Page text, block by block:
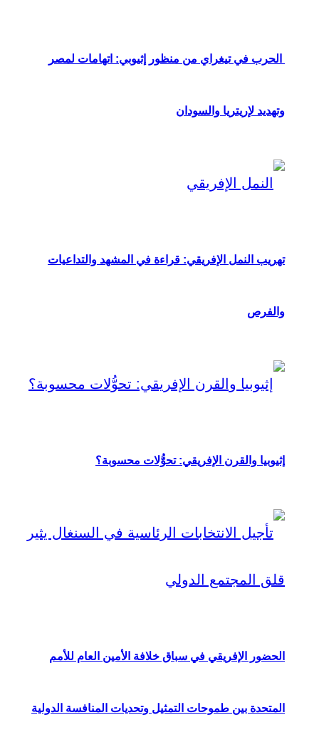
الحرب في تيغراي من منظور إثيوبي: اتهامات لمصر
وتهديد لإريتريا والسودان
تهريب النمل الإفريقي: قراءة في المشهد والتداعيات
والفرص
إثيوبيا والقرن الإفريقي: تحوُّلات محسوبة؟
الحضور الإفريقي في سباق خلافة الأمين العام للأمم
المتحدة بين طموحات التمثيل وتحديات المنافسة الدولية